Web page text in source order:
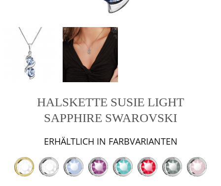
HALSKETTE SUSIE LIGHT
SAPPHIRE SWAROVSKI
ERHÄLTLICH IN FARBVARIANTEN